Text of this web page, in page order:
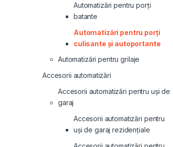
Automatizări pentru porți
batante
Automatizări pentru porți
culisante și autoportante
Automatizări pentru grilaje
Accesorii automatizări
Accesorii automatizări pentru uși de
garaj
Accesorii automatizări pentru
uși de garaj rezidențiale